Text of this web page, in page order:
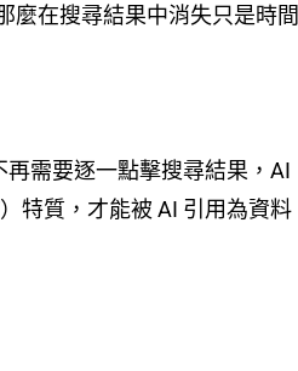
麼在搜尋結果中消失只是時間
再需要逐一點擊搜尋結果，AI
特質，才能被 AI 引用為資料